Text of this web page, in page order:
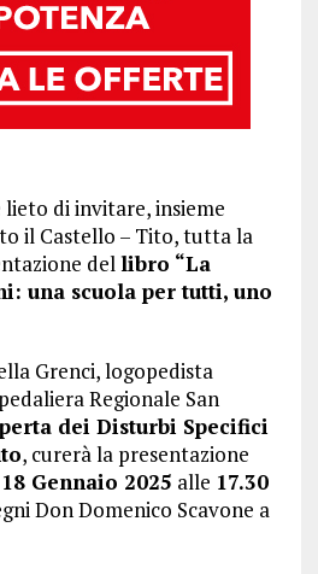
lieto di invitare, insieme
il Castello – Tito, tutta la
dellibro “La
una scuola per tutti, uno
Grenci, logopedista
Regionale San
dei Disturbi Specifici
, curerà la presentazione
Gennaio 2025 alle 17.30
Don Domenico Scavone a